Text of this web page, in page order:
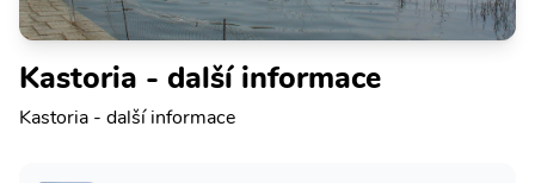
Kastoria - další informace
Kastoria - další informace